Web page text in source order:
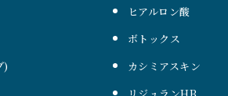
)
ヒアルロン酸
ボトックス
カシミアスキン
リジュランHB